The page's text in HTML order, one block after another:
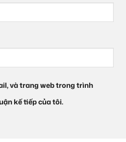
và trang web trong trình
kế tiếp của tôi.